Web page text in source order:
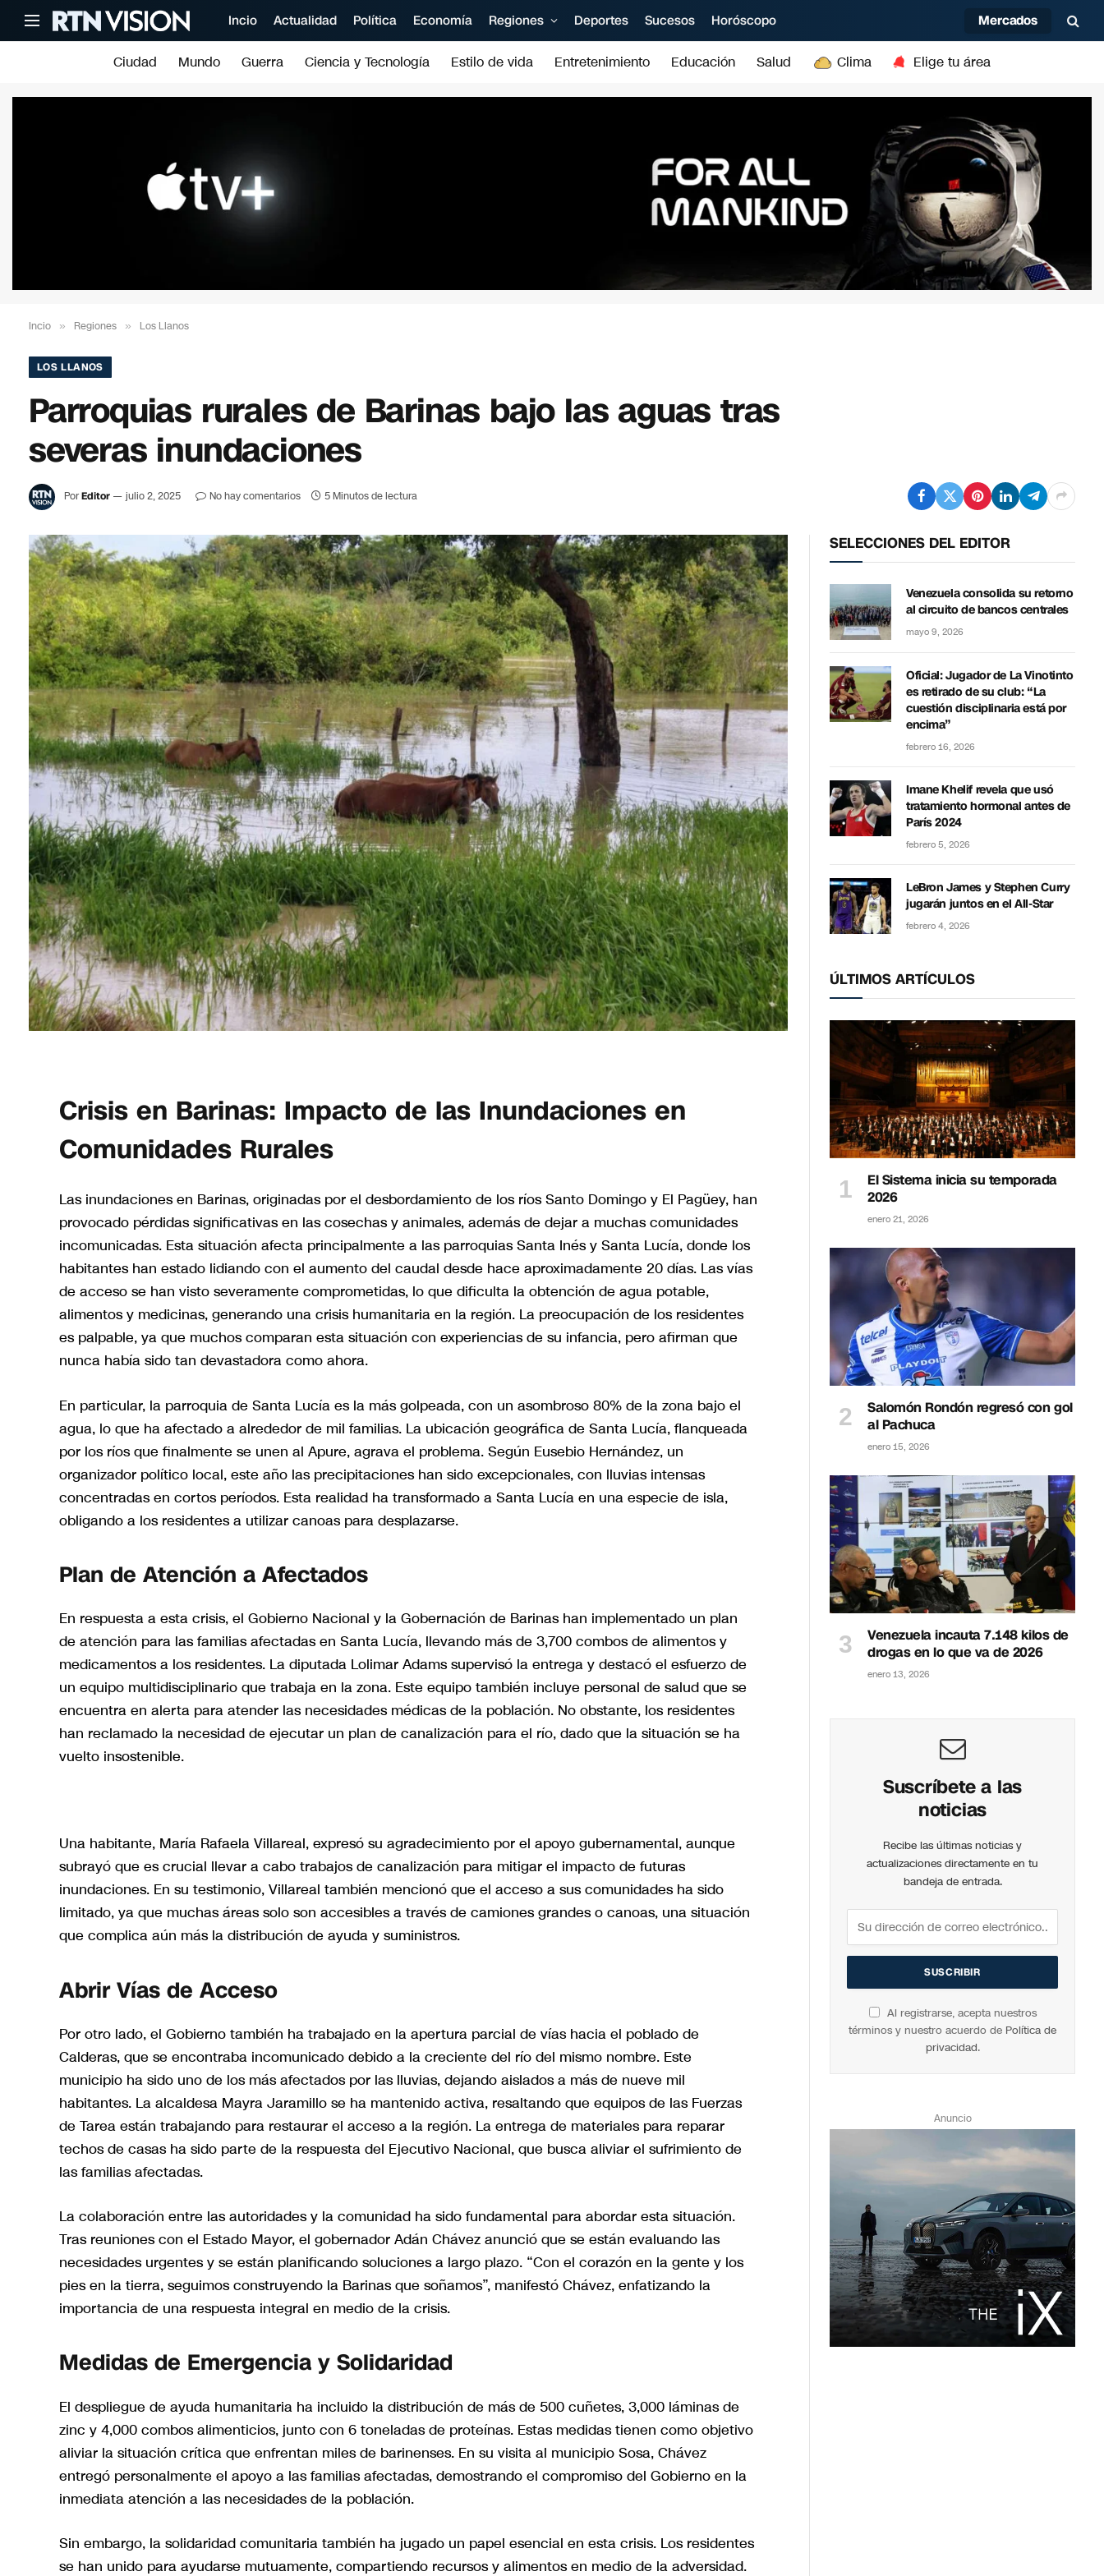
Incio Actualidad Política Economía Regiones Deportes Sucesos Horóscopo Mercados
Ciudad Mundo Guerra Ciencia y Tecnología Estilo de vida Entretenimiento Educación Salud Clima Elige tu área
Incio » Regiones » Los Llanos
LOS LLANOS
Parroquias rurales de Barinas bajo las aguas tras
severas inundaciones
PorEditor julio 2, 2025 No hay comentarios 5 Minutos de lectura
Crisis en Barinas: Impacto de las Inundaciones en
Comunidades Rurales
Las inundaciones en Barinas, originadas por el desbordamiento de los ríos Santo Domingo y El Pagüey, han
provocado pérdidas significativas en las cosechas y animales, además de dejar a muchas comunidades
incomunicadas. Esta situación afecta principalmente a las parroquias Santa Inés y Santa Lucía, donde los
habitantes han estado lidiando con el aumento del caudal desde hace aproximadamente 20 días. Las vías
de acceso se han visto severamente comprometidas, lo que dificulta la obtención de agua potable,
alimentos y medicinas, generando una crisis humanitaria en la región. La preocupación de los residentes
es palpable, ya que muchos comparan esta situación con experiencias de su infancia, pero afirman que
nunca había sido tan devastadora como ahora.
En particular, la parroquia de Santa Lucía es la más golpeada, con un asombroso 80% de la zona bajo el
agua, lo que ha afectado a alrededor de mil familias. La ubicación geográfica de Santa Lucía, flanqueada
por los ríos que finalmente se unen al Apure, agrava el problema. Según Eusebio Hernández, un
organizador político local, este año las precipitaciones han sido excepcionales, con lluvias intensas
concentradas en cortos períodos. Esta realidad ha transformado a Santa Lucía en una especie de isla,
obligando a los residentes a utilizar canoas para desplazarse.
Plan de Atención a Afectados
En respuesta a esta crisis, el Gobierno Nacional y la Gobernación de Barinas han implementado un plan
de atención para las familias afectadas en Santa Lucía, llevando más de 3,700 combos de alimentos y
medicamentos a los residentes. La diputada Lolimar Adams supervisó la entrega y destacó el esfuerzo de
un equipo multidisciplinario que trabaja en la zona. Este equipo también incluye personal de salud que se
encuentra en alerta para atender las necesidades médicas de la población. No obstante, los residentes
han reclamado la necesidad de ejecutar un plan de canalización para el río, dado que la situación se ha
vuelto insostenible.
Una habitante, María Rafaela Villareal, expresó su agradecimiento por el apoyo gubernamental, aunque
subrayó que es crucial llevar a cabo trabajos de canalización para mitigar el impacto de futuras
inundaciones. En su testimonio, Villareal también mencionó que el acceso a sus comunidades ha sido
limitado, ya que muchas áreas solo son accesibles a través de camiones grandes o canoas, una situación
que complica aún más la distribución de ayuda y suministros.
Abrir Vías de Acceso
Por otro lado, el Gobierno también ha trabajado en la apertura parcial de vías hacia el poblado de
Calderas, que se encontraba incomunicado debido a la creciente del río del mismo nombre. Este
municipio ha sido uno de los más afectados por las lluvias, dejando aislados a más de nueve mil
habitantes. La alcaldesa Mayra Jaramillo se ha mantenido activa, resaltando que equipos de las Fuerzas
de Tarea están trabajando para restaurar el acceso a la región. La entrega de materiales para reparar
techos de casas ha sido parte de la respuesta del Ejecutivo Nacional, que busca aliviar el sufrimiento de
las familias afectadas.
La colaboración entre las autoridades y la comunidad ha sido fundamental para abordar esta situación.
Tras reuniones con el Estado Mayor, el gobernador Adán Chávez anunció que se están evaluando las
necesidades urgentes y se están planificando soluciones a largo plazo. “Con el corazón en la gente y los
pies en la tierra, seguimos construyendo la Barinas que soñamos”, manifestó Chávez, enfatizando la
importancia de una respuesta integral en medio de la crisis.
Medidas de Emergencia y Solidaridad
El despliegue de ayuda humanitaria ha incluido la distribución de más de 500 cuñetes, 3,000 láminas de
zinc y 4,000 combos alimenticios, junto con 6 toneladas de proteínas. Estas medidas tienen como objetivo
aliviar la situación crítica que enfrentan miles de barinenses. En su visita al municipio Sosa, Chávez
entregó personalmente el apoyo a las familias afectadas, demostrando el compromiso del Gobierno en la
inmediata atención a las necesidades de la población.
Sin embargo, la solidaridad comunitaria también ha jugado un papel esencial en esta crisis. Los residentes
se han unido para ayudarse mutuamente, compartiendo recursos y alimentos en medio de la adversidad.
SELECCIONES DEL EDITOR
Venezuela consolida su retorno
al circuito de bancos centrales
mayo 9, 2026
Oficial: Jugador de La Vinotinto
es retirado de su club: “La
cuestión disciplinaria está por
encima”
febrero 16, 2026
Imane Khelif revela que usó
tratamiento hormonal antes de
París 2024
febrero 5, 2026
LeBron James y Stephen Curry
jugarán juntos en el All-Star
febrero 4, 2026
ÚLTIMOS ARTÍCULOS
El Sistema inicia su temporada
2026
enero 21, 2026
Salomón Rondón regresó con gol
al Pachuca
enero 15, 2026
Venezuela incauta 7.148 kilos de
drogas en lo que va de 2026
enero 13, 2026
Suscríbete a las
noticias
Recibe las últimas noticias y
actualizaciones directamente en tu
bandeja de entrada.
Al registrarse, acepta nuestros
términos y nuestro acuerdo de Política de
privacidad.
Anuncio